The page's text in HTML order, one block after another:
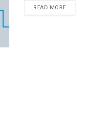
READ MOREDETAILS